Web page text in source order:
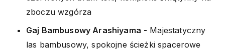
zboczu wzgórza
Gaj Bambusowy Arashiyama - Majestatyczny
las bambusowy, spokojne ścieżki spacerowe